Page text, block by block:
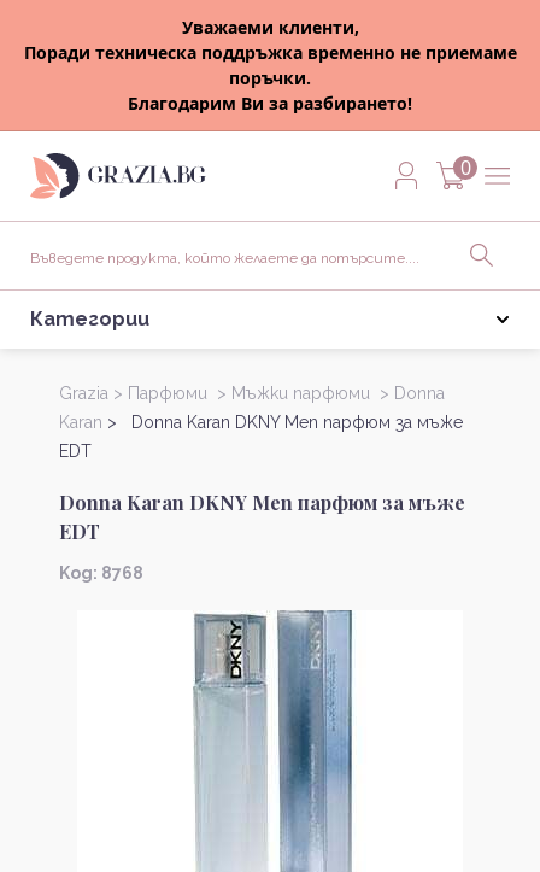
Уважаеми клиенти,
Поради техническа поддръжка временно не приемаме
поръчки.
Благодарим Ви за разбирането!
0
Категории
Grazia > Парфюми > Мъжки парфюми > Donna
Karan > Donna Karan DKNY Men парфюм за мъже
EDT
Donna Karan DKNY Men парфюм за мъже
EDT
Kод: 8768